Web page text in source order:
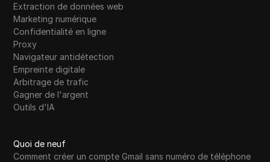
Extraction de données web
Marketing numérique
Confidentialité en ligne
Proxy
Navigateur antidétection
Empreinte digitale
Arbitrage de trafic
Gagner de l'argent
Outils d'IA
Quoi de neuf
Comment créer un compte Gmail sans numéro de téléphone